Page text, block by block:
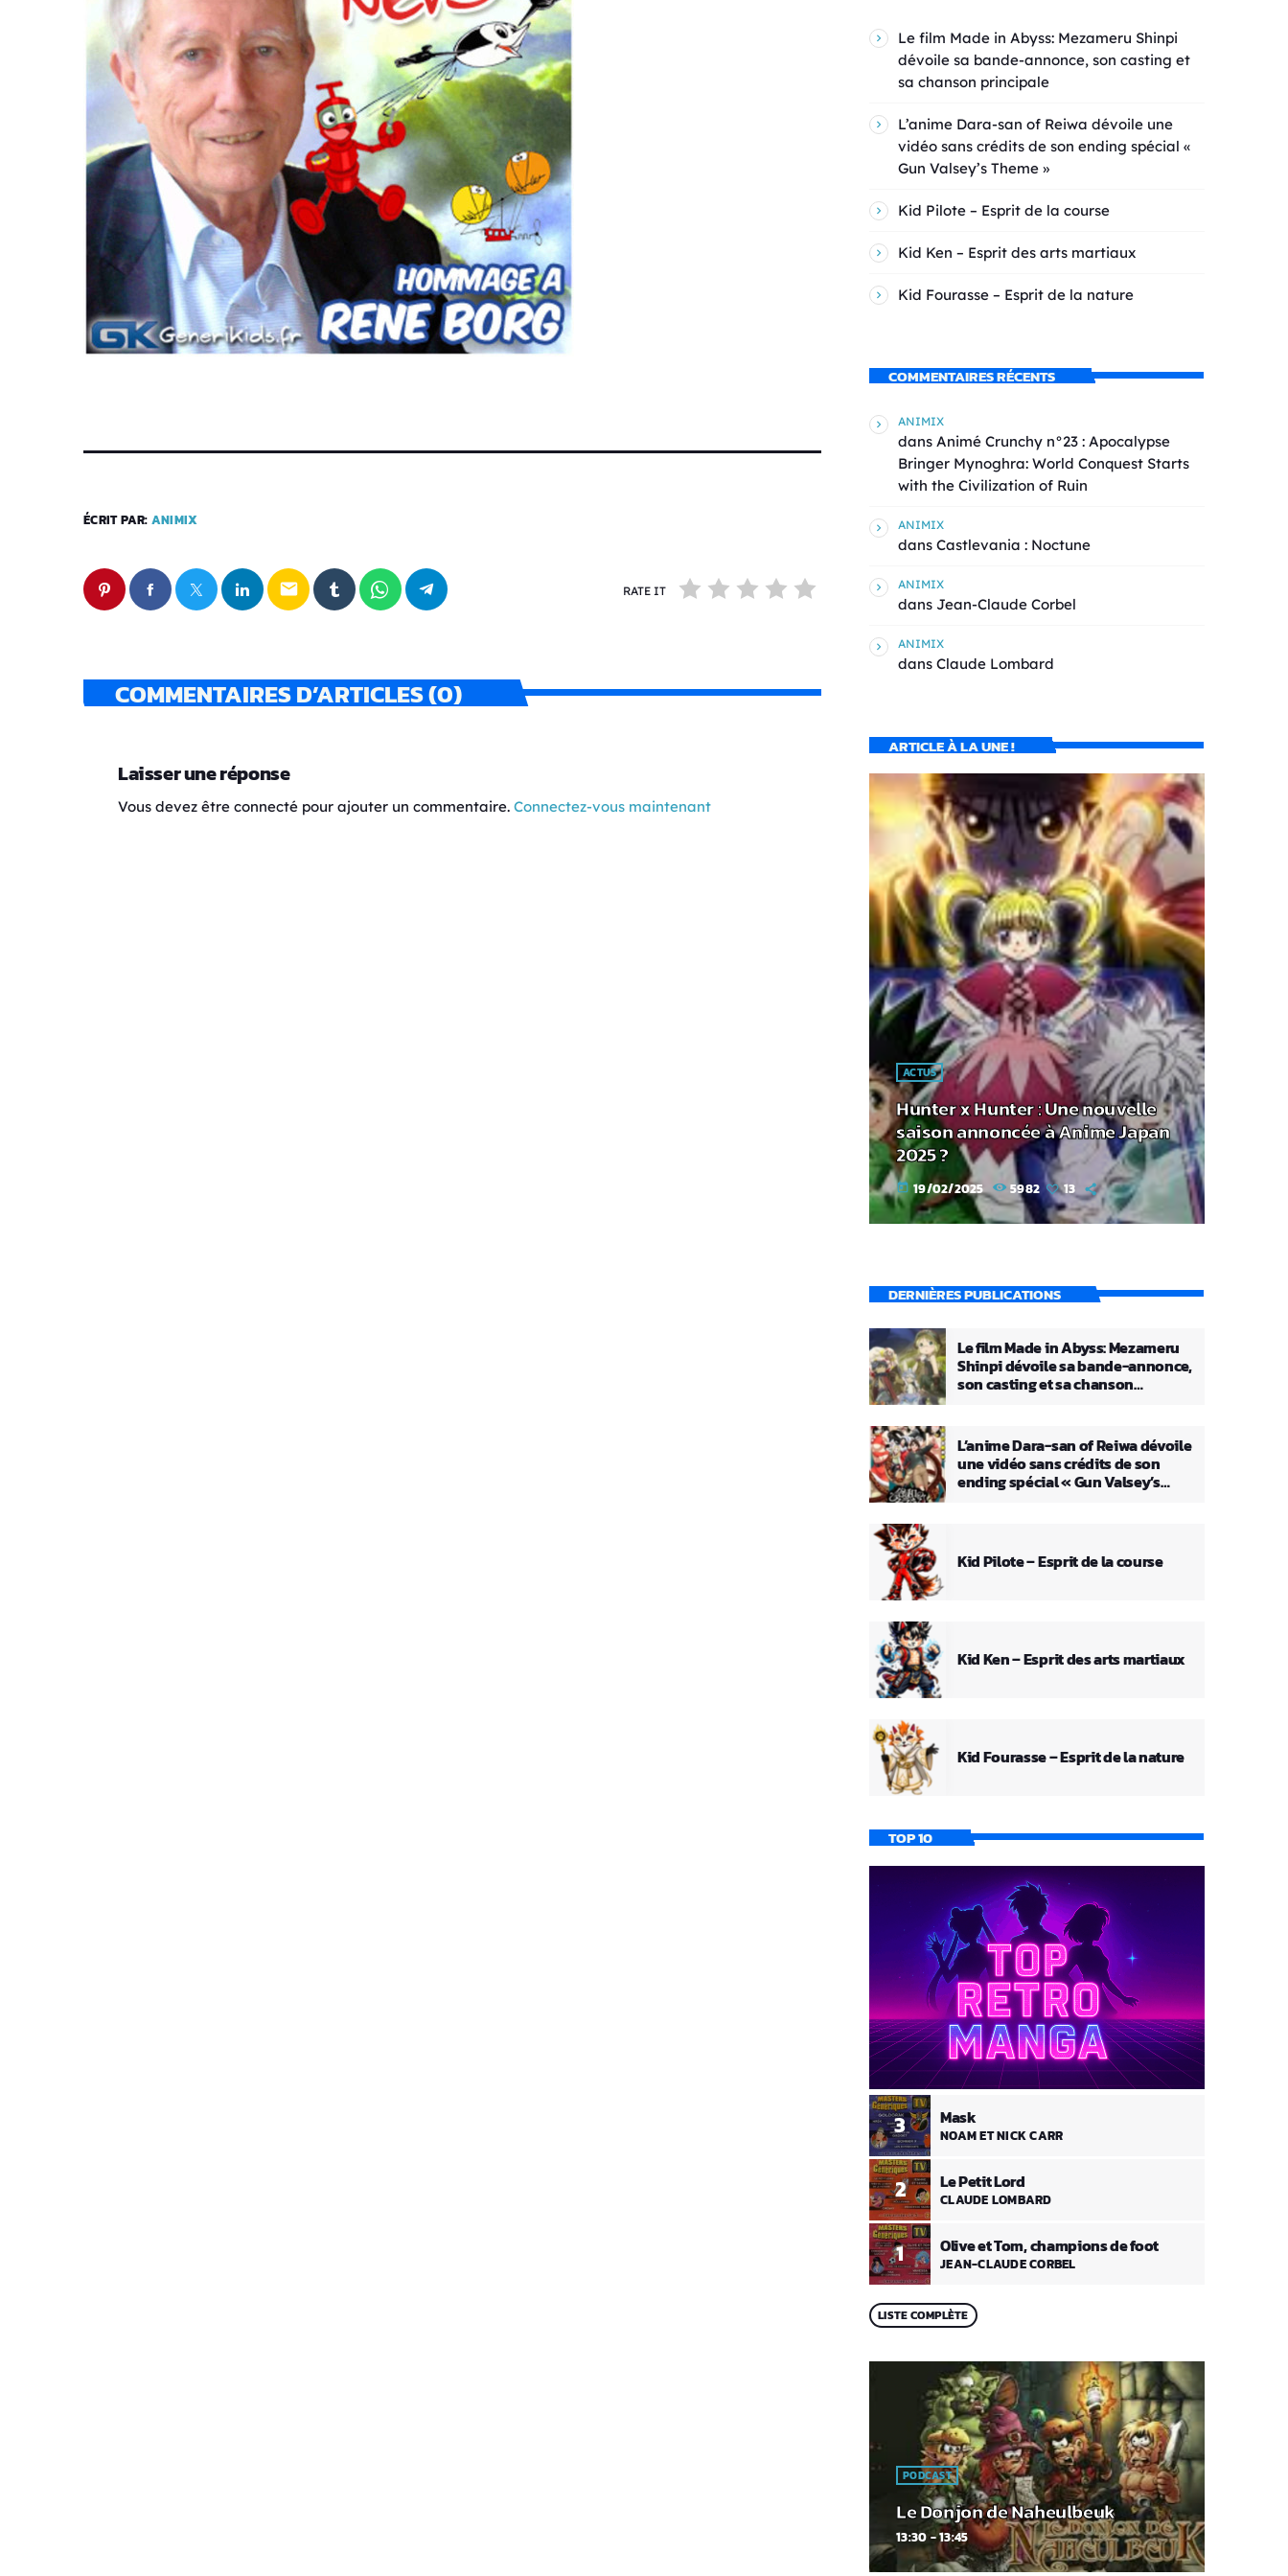
ÉCRIT PAR: ANIMIX
email RATE IT
COMMENTAIRES D’ARTICLES (0)
Laisser une réponse
Vous devez être connecté pour ajouter un commentaire. Connectez-vous maintenant
Le film Made in Abyss: Mezameru Shinpi
dévoile sa bande-annonce, son casting et
sa chanson principale
L’anime Dara-san of Reiwa dévoile une
vidéo sans crédits de son ending spécial «
Gun Valsey’s Theme »
Kid Pilote – Esprit de la course
Kid Ken – Esprit des arts martiaux
Kid Fourasse – Esprit de la nature
COMMENTAIRES RÉCENTS
ANIMIX
dans Animé Crunchy n°23 : Apocalypse
Bringer Mynoghra: World Conquest Starts
with the Civilization of Ruin
ANIMIX
dans Castlevania : Noctune
ANIMIX
dans Jean-Claude Corbel
ANIMIX
dans Claude Lombard
ARTICLE À LA UNE !
ACTUS
Hunter x Hunter : Une nouvelle
saison annoncée à Anime Japan
2025 ?
today 19/02/2025 5982 13
DERNIÈRES PUBLICATIONS
Le film Made in Abyss: Mezameru
Shinpi dévoile sa bande-annonce,
son casting et sa chanson
L’anime Dara-san of Reiwa dévoile
une vidéo sans crédits de son
ending spécial « Gun Valsey’s
Kid Pilote – Esprit de la course
Kid Ken – Esprit des arts martiaux
Kid Fourasse – Esprit de la nature
TOP 10
1 Olive et Tom, champions de foot
JEAN-CLAUDE CORBEL
2 Le Petit Lord
CLAUDE LOMBARD
3 Mask
NOAM ET NICK CARR
LISTE COMPLÈTE
PODCAST
Le Donjon de Naheulbeuk
13:30 - 13:45